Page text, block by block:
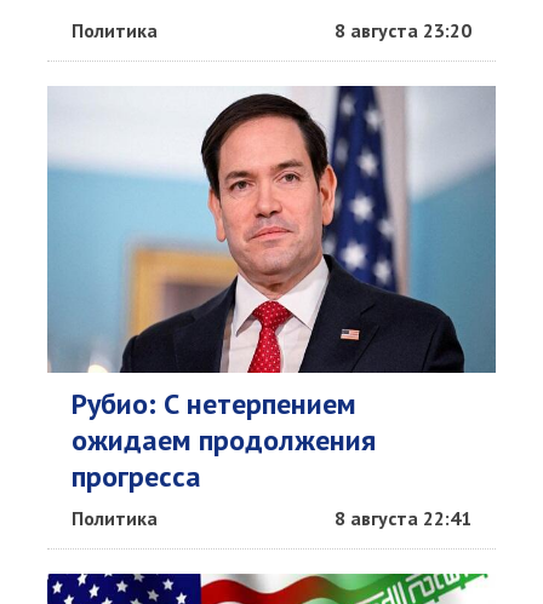
Политика 8 августа 23:20
Рубио: С нетерпением
ожидаем продолжения
прогресса
Политика 8 августа 22:41